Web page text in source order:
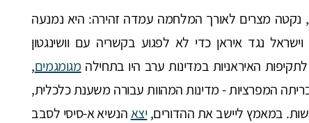
מצרים לאורך המלחמה עמדה זהירה: היא נמנעה
נגד איראן כדי לא לפגוע בקשריה עם וושינגטון
האיראניות במדינות ערב היו בתחילה מגומגמים,
המפרציות - מדינות המהוות עבורה משענת כלכלית,
במאמץ ליישב את ההדורים,יצאהנשיא א-סיסי לסבב